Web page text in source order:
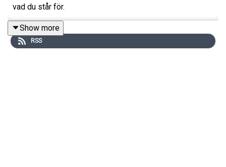
vad du står för.
Just därför snackar Emma Sundh och Maria Soxbo loss
om trender, uppdaterade laptops, samhällsvindar,
klimatavtryck, avfall och något som passar utmärkt in i
Show more
RSS